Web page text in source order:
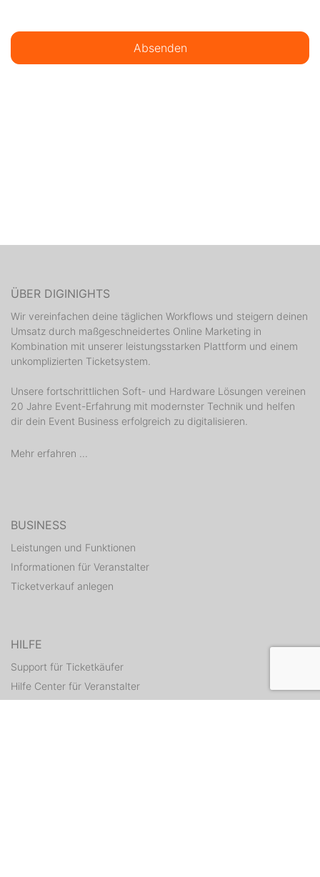
Absenden
ÜBER DIGINIGHTS
Wir vereinfachen deine täglichen Workflows und steigern deinen
Umsatz durch maßgeschneidertes Online Marketing in
Kombination mit unserer leistungsstarken Plattform und einem
unkomplizierten Ticketsystem.
Unsere fortschrittlichen Soft- und Hardware Lösungen vereinen
20 Jahre Event-Erfahrung mit modernster Technik und helfen
dir dein Event Business erfolgreich zu digitalisieren.
Mehr erfahren ...
BUSINESS
Leistungen und Funktionen
Informationen für Veranstalter
Ticketverkauf anlegen
HILFE
Support für Ticketkäufer
Hilfe Center für Veranstalter